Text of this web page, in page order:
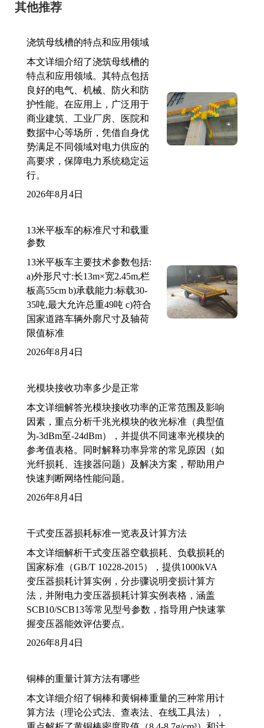
其他推荐
浇筑母线槽的特点和应用领域
本文详细介绍了浇筑母线槽的
特点和应用领域。其特点包括
良好的电气、机械、防火和防
护性能。在应用上，广泛用于
商业建筑、工业厂房、医院和
数据中心等场所，凭借自身优
势满足不同领域对电力供应的
高要求，保障电力系统稳定运
行。
2026年8月4日
13米平板车的标准尺寸和载重
参数
13米平板车主要技术参数包括:
a)外形尺寸:长13m×宽2.45m,栏
板高55cm b)承载能力:标载30-
35吨,最大允许总重49吨 c)符合
国家道路车辆外廓尺寸及轴荷
限值标准
2026年8月4日
光模块接收功率多少是正常
本文详细解答光模块接收功率的正常范围及影响
因素，重点分析千兆光模块的收光标准（典型值
为-3dBm至-24dBm），并提供不同速率光模块的
参考值表格。同时解释功率异常的常见原因（如
光纤损耗、连接器问题）及解决方案，帮助用户
快速判断网络性能问题。
2026年8月4日
干式变压器损耗标准一览表及计算方法
本文详细解析干式变压器空载损耗、负载损耗的
国家标准（GB/T 10228-2015），提供1000kVA
变压器损耗计算实例，分步骤说明变损计算方
法，并附电力变压器损耗计算实例表格，涵盖
SCB10/SCB13等常见型号参数，指导用户快速掌
握变压器能效评估要点。
2026年8月4日
铜棒的重量计算方法有哪些
本文详细介绍了铜棒和黄铜棒重量的三种常用计
算方法（理论公式法、查表法、在线工具法），